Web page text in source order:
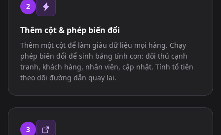
2
Thêm cột & phép biến đổi
Thêm một cột để làm giàu dữ liệu mọi hàng. Chạy
phép biến đổi để sinh bảng tính con: đối thủ cạnh
tranh, khách hàng, nhân viên, cập nhật. Tính tổ tiên
theo dõi đường dẫn quay lại.
3